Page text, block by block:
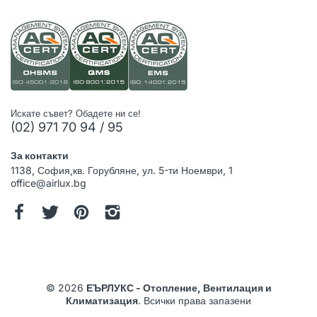
Искате съвет? Обадете ни се!
(02) 971 70 94 / 95
За контакти
1138, София,кв. Горубляне, ул. 5-ти Ноември, 1
office@airlux.bg
© 2026 ЕЪРЛУКС - Отопление, Вентилация и
Климатизация. Всички права запазени